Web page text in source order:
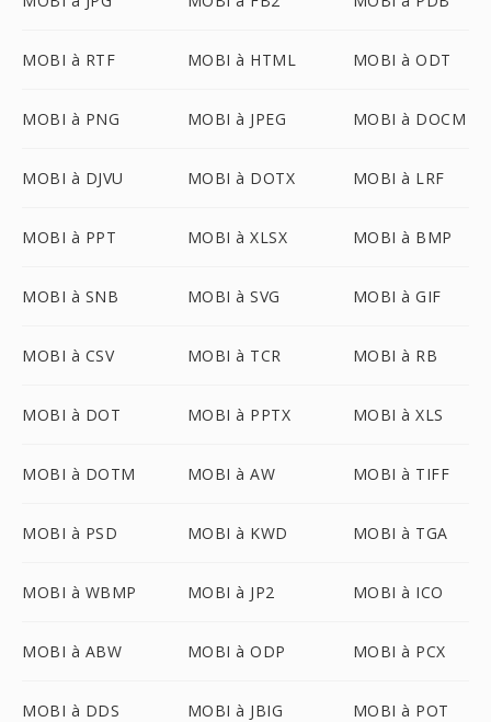
MOBI à RTF MOBI à HTML MOBI à ODT
MOBI à PNG MOBI à JPEG MOBI à DOCM
MOBI à DJVU MOBI à DOTX MOBI à LRF
MOBI à PPT MOBI à XLSX MOBI à BMP
MOBI à SNB MOBI à SVG MOBI à GIF
MOBI à CSV MOBI à TCR MOBI à RB
MOBI à DOT MOBI à PPTX MOBI à XLS
MOBI à DOTM MOBI à AW MOBI à TIFF
MOBI à PSD MOBI à KWD MOBI à TGA
MOBI à WBMP MOBI à JP2 MOBI à ICO
MOBI à ABW MOBI à ODP MOBI à PCX
MOBI à DDS MOBI à JBIG MOBI à POT